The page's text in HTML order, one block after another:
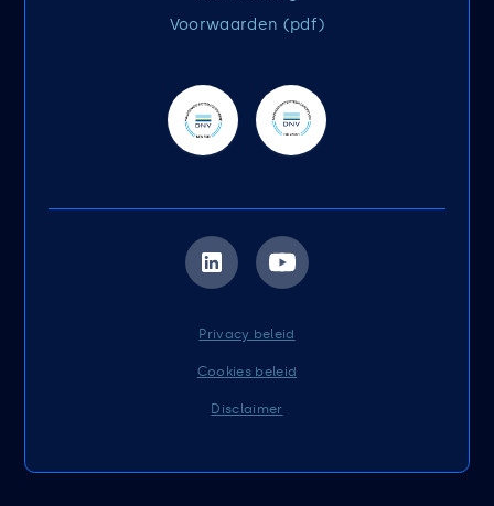
Voorwaarden (pdf)
Privacy beleid
Cookies beleid
Disclaimer